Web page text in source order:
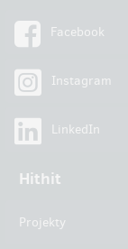
Facebook
Instagram
LinkedIn
Hithit
Projekty